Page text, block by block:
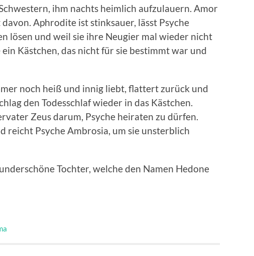
ihm nachts heimlich aufzulauern. Amor
Aphrodite ist stinksauer, lässt Psyche
lösen und weil sie ihre Neugier mal wieder nicht
Kästchen, das nicht für sie bestimmt war und
noch heiß und innig liebt, flattert zurück und
den Todesschlaf wieder in das Kästchen.
Zeus darum, Psyche heiraten zu dürfen.
reicht Psyche Ambrosia, um sie unsterblich
Tochter, welche den Namen Hedone